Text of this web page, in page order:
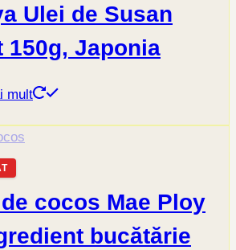
Ulei de Susan
150g, Japonia
mult
cocos Mae Ploy
bucătărie